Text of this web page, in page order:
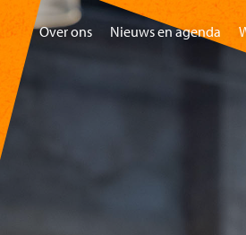
Over ons Nieuws en agenda